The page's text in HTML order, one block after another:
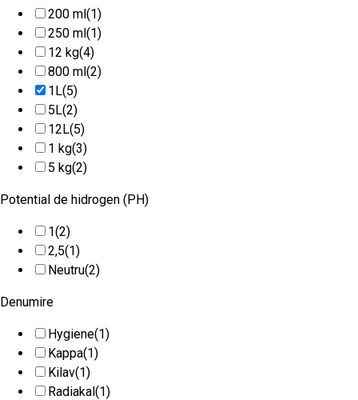
200 ml(1)
250 ml(1)
12 kg(4)
800 ml(2)
1L(5)
5L(2)
12L(5)
1 kg(3)
5 kg(2)
Potential de hidrogen (PH)
1(2)
2,5(1)
Neutru(2)
Denumire
Hygiene(1)
Kappa(1)
Kilav(1)
Radiakal(1)